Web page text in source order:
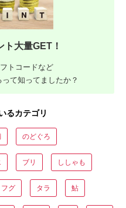
大量GET！
トコードなど
て知ってましたか？
るカテゴリ
のどぐろ
ブリ ししゃも
フグ タラ 鮎